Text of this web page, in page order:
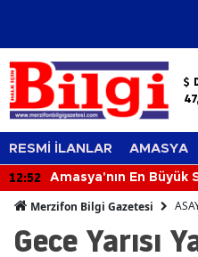
RESMİ İLANLAR AMASYA
12:52
Amasya'nın En Büyük
Merzifon Bilgi Gazetesi
Gece Yarısı